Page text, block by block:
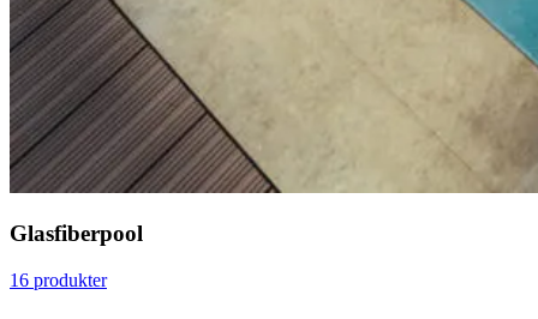
Glasfiberpool
16 produkter